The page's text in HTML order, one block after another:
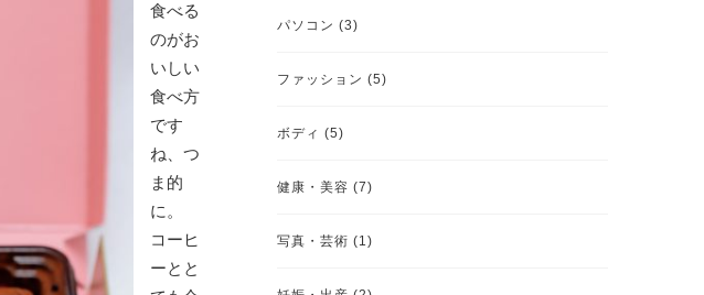
食べる
のがお
いしい
食べ方
です
ね、つ
ま的
に。
コーヒ
ーとと
パソコン (3)
ファッション (5)
ボディ (5)
健康・美容 (7)
写真・芸術 (1)